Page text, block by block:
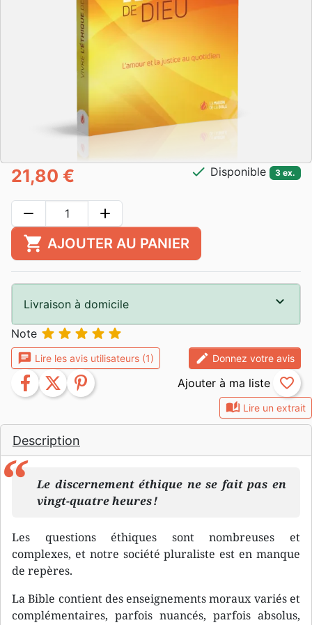
auto_stories Lire un extrait
Description
Le discernement éthique ne se fait pas en
vingt-quatre heures !
Les questions éthiques sont nombreuses et
complexes, et notre société pluraliste est en manque
de repères.
La Bible contient des enseignements moraux variés et
complémentaires, parfois nuancés, parfois absolus,
21,80 € check Disponible 3 ex.
remove add
shopping_cart AJOUTER AU PANIER
Livraison à domicile
Note     
chat Lire les avis utilisateurs (1) edit Donnez votre avis
facebook twitter pinterest favorite_border